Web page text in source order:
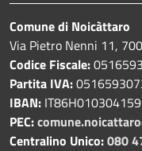
Comune di Noicàttaro
Via Pietro Nenni 11,
Codice Fiscale:
Partita IVA:
IBAN:
PEC:
Centralino Unico:080